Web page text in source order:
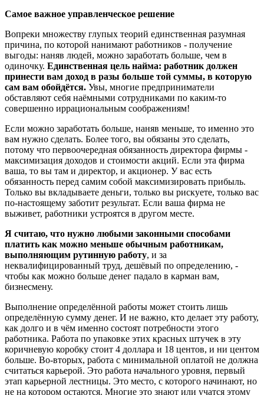
Самое важное управленческое решение
Вопреки множеству глупых теорий единственная разумная
причина, по которой нанимают работников - получение
выгоды: наняв людей, можно заработать больше, чем в
одиночку. Единственная цель найма: работник должен
принести вам доход в разы больше той суммы, в которую
сам вам обойдётся. Увы, многие предприниматели
обставляют себя наёмными сотрудниками по каким-то
совершенно иррациональным соображениям!
Если можно заработать больше, наняв меньше, то именно это
вам нужно сделать. Более того, вы обязаны это сделать,
потому что первоочередная обязанность директора фирмы -
максимизация доходов и стоимости акций. Если эта фирма
ваша, то вы там и директор, и акционер. У вас есть
обязанность перед самим собой максимизировать прибыль.
Только вы вкладываете деньги, только вы рискуете, только вас
по-настоящему заботит результат. Если ваша фирма не
выживет, работники устроятся в другом месте.
Я считаю, что нужно любыми законными способами
платить как можно меньше обычным работникам,
выполняющим рутинную работу, и за
неквалифицированный труд, дешёвый по определению, -
чтобы как можно больше денег падало в карман вам,
бизнесмену.
Выполнение определённой работы может стоить лишь
определённую сумму денег. И не важно, кто делает эту работу,
как долго и в чём именно состоят потребности этого
работника. Работа по упаковке этих красных штучек в эту
коричневую коробку стоит 4 доллара и 18 центов, и ни центом
больше. Во-вторых, работа с минимальной оплатой не должна
считаться карьерой. Это работа начального уровня, первый
этап карьерной лестницы. Это место, с которого начинают, но
не на котором остаются. Многие это знают или учатся этому